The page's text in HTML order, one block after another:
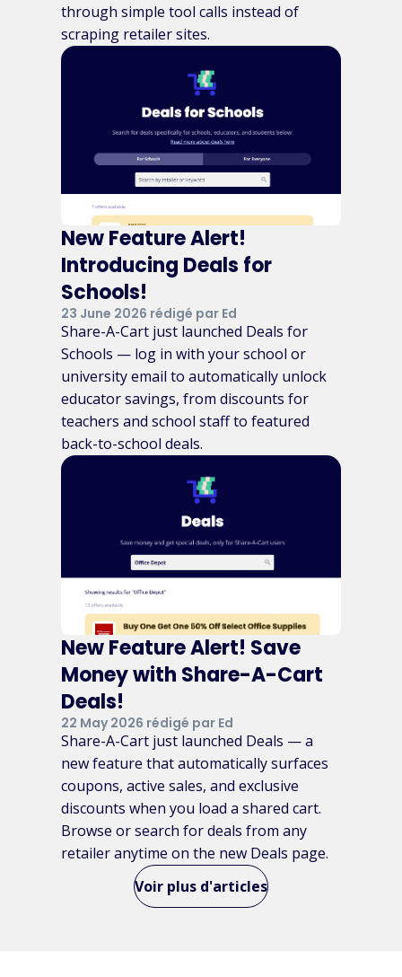
through simple tool calls instead of
scraping retailer sites.
New Feature Alert!
Introducing Deals for
Schools!
23 June 2026 rédigé par Ed
Share-A-Cart just launched Deals for
Schools — log in with your school or
university email to automatically unlock
educator savings, from discounts for
teachers and school staff to featured
back-to-school deals.
New Feature Alert! Save
Money with Share-A-Cart
Deals!
22 May 2026 rédigé par Ed
Share-A-Cart just launched Deals — a
new feature that automatically surfaces
coupons, active sales, and exclusive
discounts when you load a shared cart.
Browse or search for deals from any
retailer anytime on the new Deals page.
Voir plus d'articles